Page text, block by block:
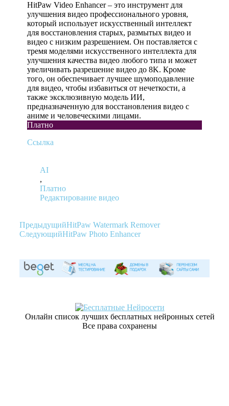
HitPaw Video Enhancer – это инструмент для
улучшения видео профессионального уровня,
который использует искусственный интеллект
для восстановления старых, размытых видео и
видео с низким разрешением. Он поставляется с
тремя моделями искусственного интеллекта для
улучшения качества видео любого типа и может
увеличивать разрешение видео до 8K. Кроме
того, он обеспечивает лучшее шумоподавление
для видео, чтобы избавиться от нечеткости, а
также эксклюзивную модель ИИ,
предназначенную для восстановления видео с
аниме и человеческими лицами.
Платно
Ссылка
AI
,
Платно
Редактирование видео
ПредыдущийHitPaw Watermark Remover
СледующийHitPaw Photo Enhancer
Онлайн список лучших бесплатных нейронных сетей
Все права сохранены